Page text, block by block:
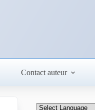
Contact auteur